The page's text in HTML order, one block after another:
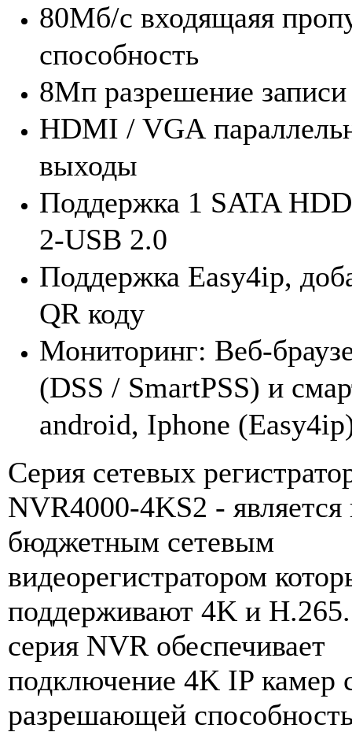
80Мб/с входящаяя
способность
8Мп разрешение записи
HDMI / VGA
выходы
Поддержка 1 SATA
2-USB 2.0
Поддержка Easy4ip,
QR коду
Мониторинг: Веб-
(DSS / SmartPSS) и
android, Iphone
Cерия сетевых
NVR4000-4KS2 - является
бюджетным сетевым
видеорегистратором
поддерживают 4K и H.265
серия NVR обеспечивает
подключение 4K IP камер
разрешающей